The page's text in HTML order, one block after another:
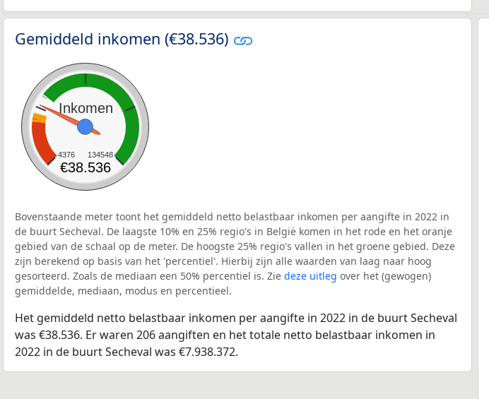
Gemiddeld inkomen (€38.536)
Inkomen
4376 134548
€38.536
Bovenstaande meter toont het gemiddeld netto belastbaar inkomen per aangifte in 2022 in
de buurt Secheval. De laagste 10% en 25% regio's in België komen in het rode en het oranje
gebied van de schaal op de meter. De hoogste 25% regio's vallen in het groene gebied. Deze
zijn berekend op basis van het 'percentiel'. Hierbij zijn alle waarden van laag naar hoog
gesorteerd. Zoals de mediaan een 50% percentiel is. Zie deze uitleg over het (gewogen)
gemiddelde, mediaan, modus en percentieel.
Het gemiddeld netto belastbaar inkomen per aangifte in 2022 in de buurt Secheval
was €38.536. Er waren 206 aangiften en het totale netto belastbaar inkomen in
2022 in de buurt Secheval was €7.938.372.